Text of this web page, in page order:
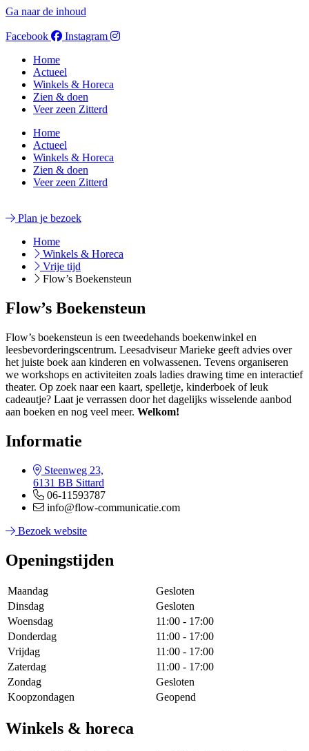
Ga naar de inhoud
Facebook
Instagram
Home
Actueel
Winkels & Horeca
Zien & doen
Veer zeen Zitterd
Home
Actueel
Winkels & Horeca
Zien & doen
Veer zeen Zitterd
Plan je bezoek
Home
Winkels & Horeca
Vrije tijd
Flow’s Boekensteun
Flow’s Boekensteun
Flow’s boekensteun is een tweedehands boekenwinkel en
leesbevorderingscentrum. Leesadviseur Marieke geeft advies over
het juiste boek aan kinderen en volwassenen. Tevens organiseren
we workshops en activiteiten zoals ladies drawing time en interactief
theater. Op zoek naar een kaart, spelletje, kinderboek of leuk
cadeautje? Laat je verrassen door het dagelijks wisselende aanbod
aan boeken en nog veel meer. Welkom!
Informatie
Steenweg 23,
6131 BB Sittard
06-11593787
info@flow-communicatie.com
Bezoek website
Openingstijden
Maandag
Gesloten
Dinsdag
Gesloten
Woensdag
11:00 - 17:00
Donderdag
11:00 - 17:00
Vrijdag
11:00 - 17:00
Zaterdag
11:00 - 17:00
Zondag
Gesloten
Koopzondagen
Geopend
Winkels & horeca